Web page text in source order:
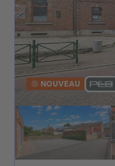
NOUVEAU